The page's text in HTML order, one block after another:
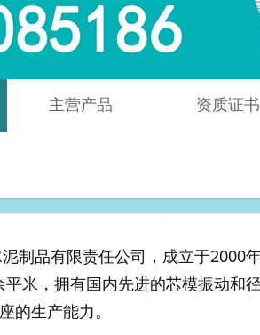
主营产品 资质证书
制品有限责任公司，成立于2000
平米，拥有国内先进的芯模振动和
的生产能力。